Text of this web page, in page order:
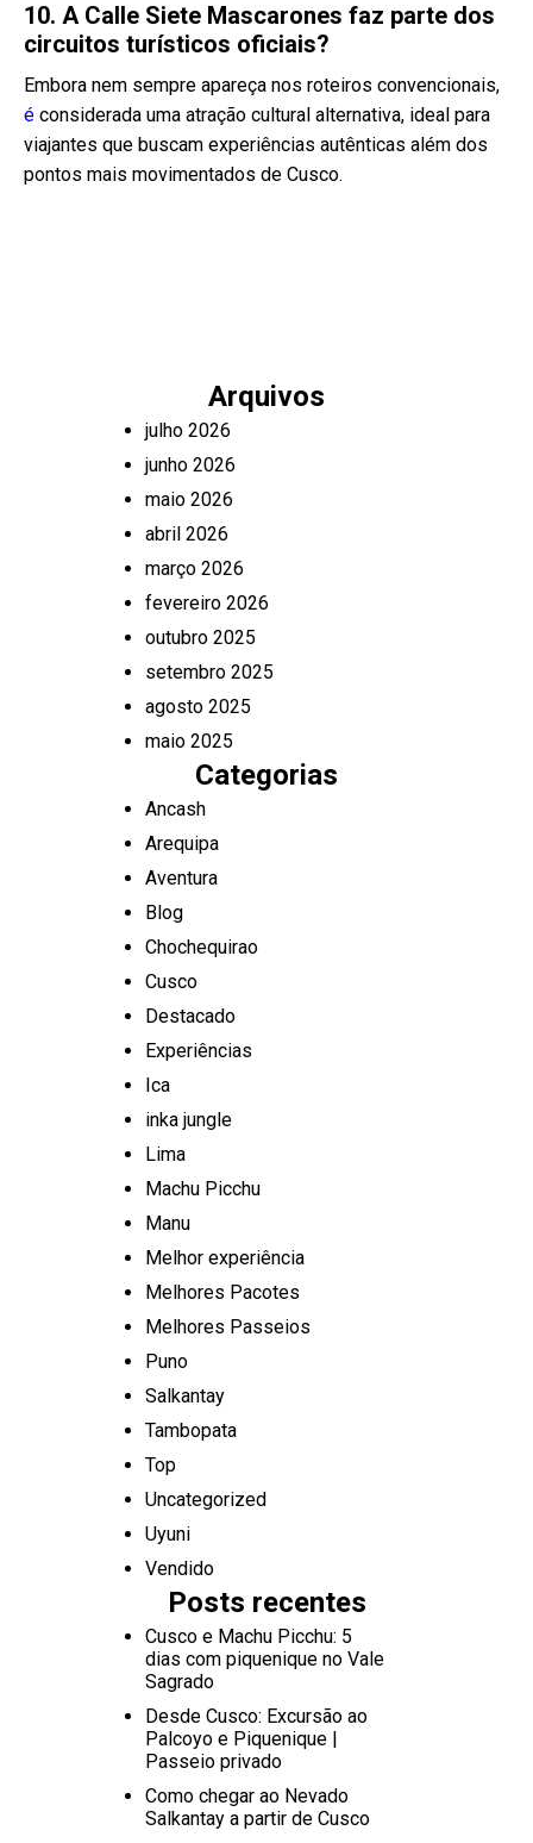
10. A Calle Siete Mascarones faz parte dos
circuitos turísticos oficiais?
Embora nem sempre apareça nos roteiros convencionais,
é considerada uma atração cultural alternativa, ideal para
viajantes que buscam experiências autênticas além dos
pontos mais movimentados de Cusco.
Arquivos
julho 2026
junho 2026
maio 2026
abril 2026
março 2026
fevereiro 2026
outubro 2025
setembro 2025
agosto 2025
maio 2025
Categorias
Ancash
Arequipa
Aventura
Blog
Chochequirao
Cusco
Destacado
Experiências
Ica
inka jungle
Lima
Machu Picchu
Manu
Melhor experiência
Melhores Pacotes
Melhores Passeios
Puno
Salkantay
Tambopata
Top
Uncategorized
Uyuni
Vendido
Posts recentes
Cusco e Machu Picchu: 5
dias com piquenique no Vale
Sagrado
Desde Cusco: Excursão ao
Palcoyo e Piquenique |
Passeio privado
Como chegar ao Nevado
Salkantay a partir de Cusco